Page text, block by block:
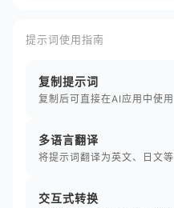
提示词使用指南
复制提示词
复制后可直接在AI应用中使用
多语言翻译
将提示词翻译为英文、日文
交互式转换